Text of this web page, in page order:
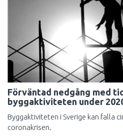
Förväntad nedgång med
byggaktiviteten under
Byggaktiviteten i Sverige kan falla
coronakrisen.